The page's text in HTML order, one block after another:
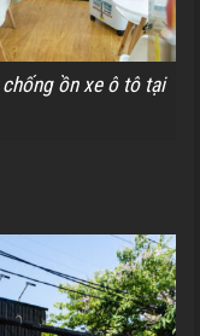
ồn xe ô tô tại